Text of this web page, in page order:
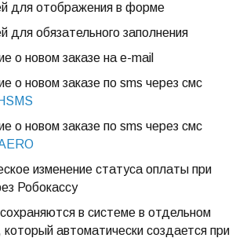
для отображения в форме
для обязательного заполнения
о новом заказе на e-mail
о новом заказе по sms через смс
о новом заказе по sms через смс
изменение статуса оплаты при
Робокассу
в системе в отдельном
автоматически создается при